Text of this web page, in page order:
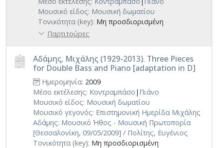
Μουσικό είδος: Μουσική δωματίου
Τονικότητα (key): Μη προσδιορισμένη
Παρτιτούρες
Αδάμης, Μιχάλης (1929-2013). Three Pieces
for Double Bass and Piano [adaptation in D]
Ημερομηνία: 2009
Μέσο εκτέλεσης: Κοντραμπάσο | Πιάνο
Μουσικό είδος: Μουσική δωματίου
Μουσικό γεγονός: Επιστημονική Ημερίδα Μιχάλης
Αδάμης: Μουσικό Ήθος - Μουσική Πρωτοπορία
[Θεσσαλονίκη, 09/05/2009] / Πολίτης, Ευγένιος
Τονικότητα (key): Μη προσδιορισμένη